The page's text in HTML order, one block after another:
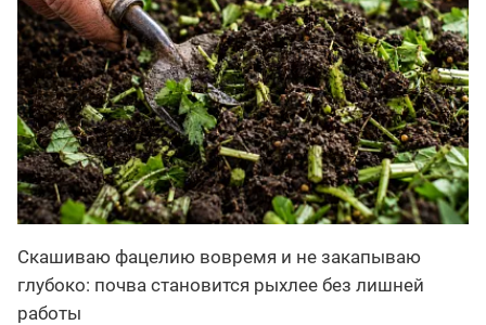
Скашиваю фацелию вовремя и не закапываю
глубоко: почва становится рыхлее без лишней
работы